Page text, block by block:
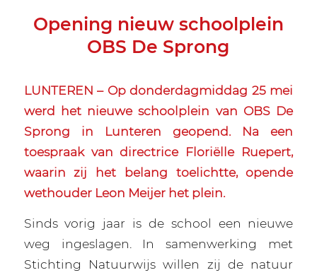
Opening nieuw schoolplein
OBS De Sprong
LUNTEREN – Op donderdagmiddag 25 mei
werd het nieuwe schoolplein van OBS De
Sprong in Lunteren geopend. Na een
toespraak van directrice Floriëlle Ruepert,
waarin zij het belang toelichtte, opende
wethouder Leon Meijer het plein.
Sinds vorig jaar is de school een nieuwe
weg ingeslagen. In samenwerking met
Stichting Natuurwijs willen zij de natuur